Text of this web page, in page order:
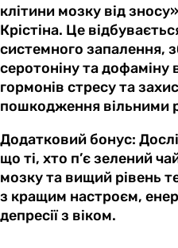
клітини мозку від
Крістіна. Це
системного запалення,
серотоніну та
гормонів стресу та
пошкодження вільними
Додатковий бонус:
що ті, хто п’є зелений
мозку та вищий рівень
з кращим настроєм,
депресії з віком.